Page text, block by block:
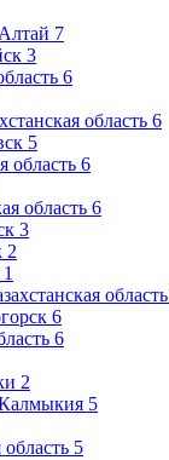
7
3
6
область 6
5
область 6
область 6
3
2
1
область
6
6
2
5
5